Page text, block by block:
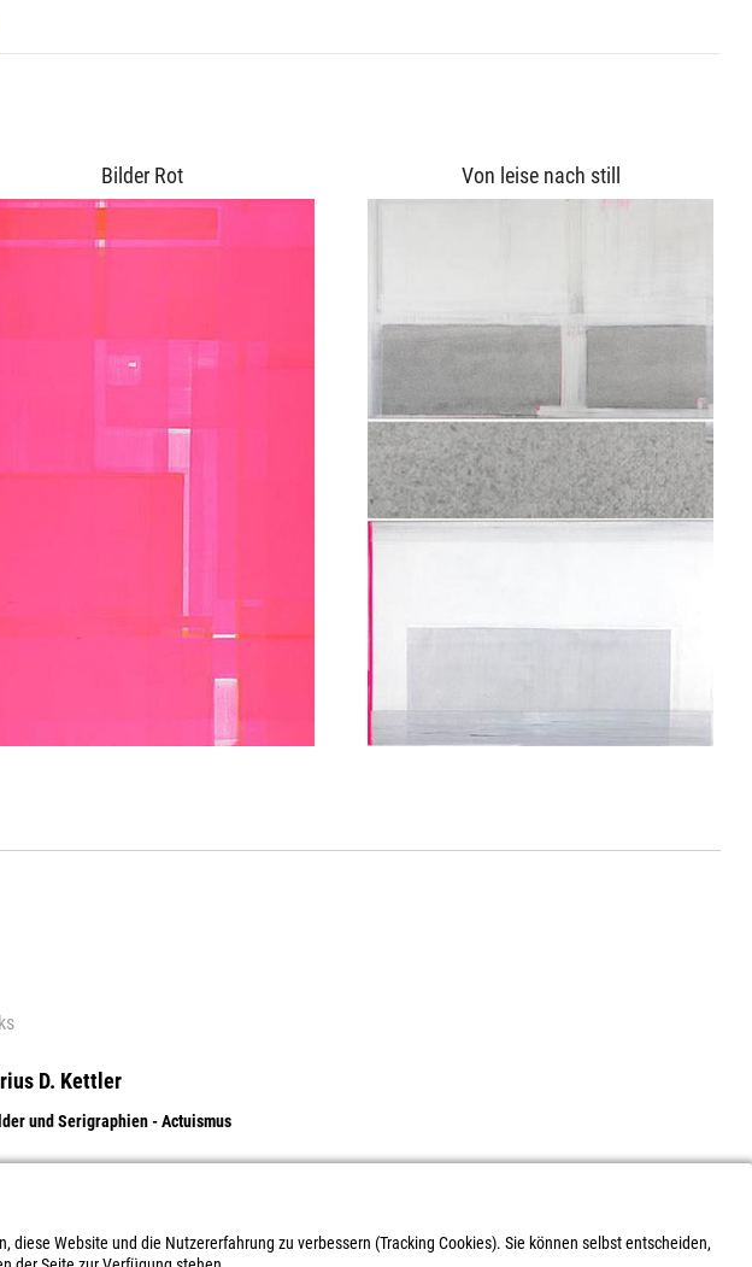
Bilder Rot Von leise nach still
D. Kettler
und Serigraphien - Actuismus
Website und die Nutzererfahrung zu verbessern (Tracking Cookies). Sie können selbst entscheiden,